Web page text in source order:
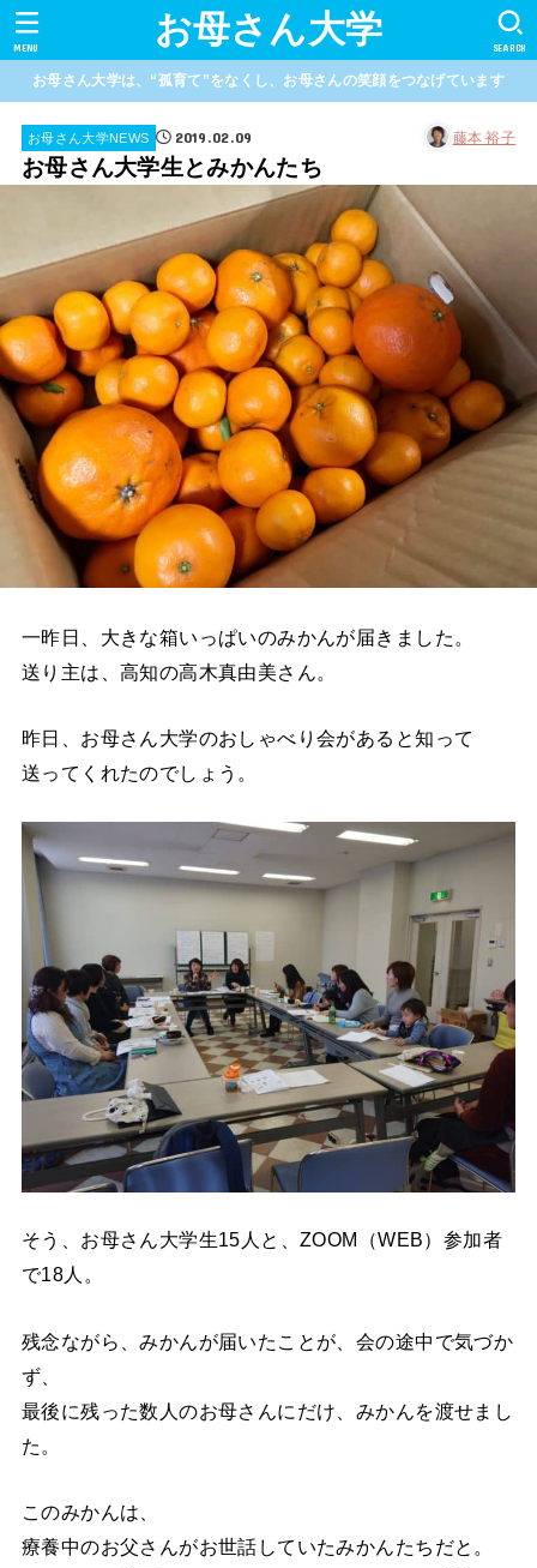
お母さん大学 SEARCH
MENU
お母さん大学は、“孤育て”をなくし、お母さんの笑顔をつなげています
お母さん大学NEWS 2019.02.09 藤本 裕子
お母さん大学生とみかんたち
一昨日、大きな箱いっぱいのみかんが届きました。
送り主は、高知の高木真由美さん。
昨日、お母さん大学のおしゃべり会があると知って
送ってくれたのでしょう。
そう、お母さん大学生15人と、ZOOM（WEB）参加者
で18人。
残念ながら、みかんが届いたことが、会の途中で気づか
ず、
最後に残った数人のお母さんにだけ、みかんを渡せまし
た。
このみかんは、
療養中のお父さんがお世話していたみかんたちだと。